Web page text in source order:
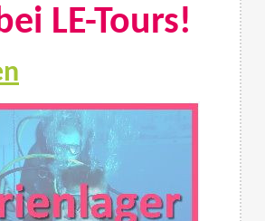
LE-Tours!